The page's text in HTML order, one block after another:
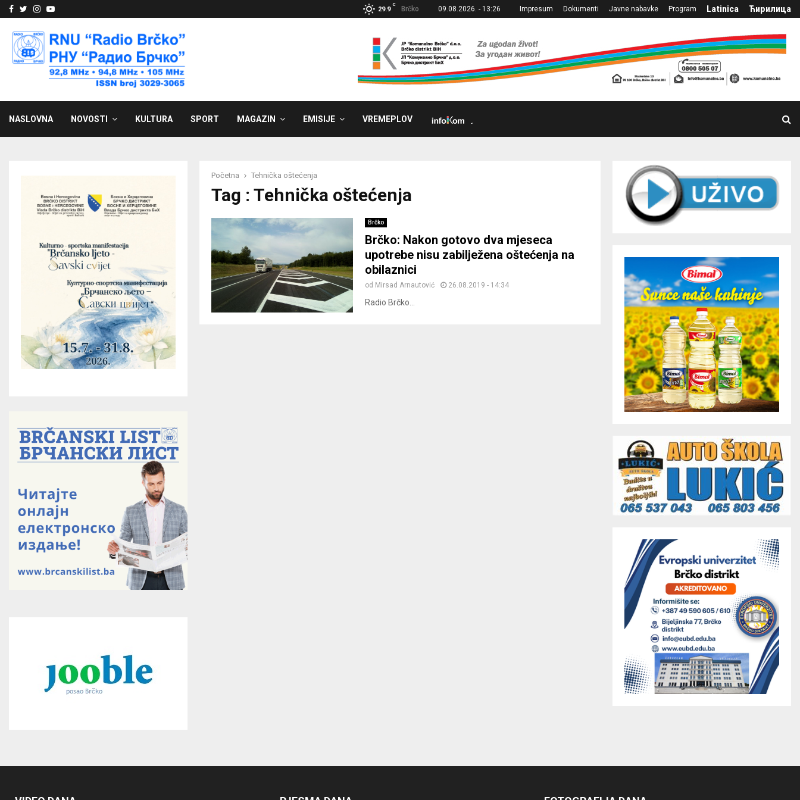
Facebook
Twitter
Instagram
Youtube 29.9
C
Brčko 09.08.2026. - 13:26 Impresum Dokumenti Javne nabavke Program Latinica Ћирилица
NASLOVNA NOVOSTI KULTURA SPORT MAGAZIN EMISIJE VREMEPLOV
Početna Tehnička oštećenja
Tag : Tehnička oštećenja
Brčko
Brčko: Nakon gotovo dva mjeseca
upotrebe nisu zabilježena oštećenja na
obilaznici
od Mirsad Arnautović 26.08.2019 - 14:34
Radio Brčko...